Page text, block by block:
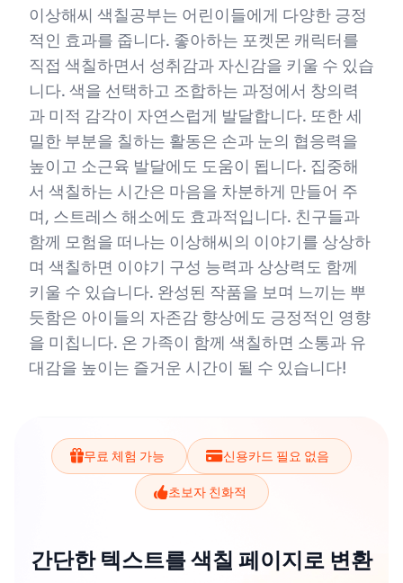
이상해씨 색칠공부는 어린이들에게 다양한 긍정
적인 효과를 줍니다. 좋아하는 포켓몬 캐릭터를
직접 색칠하면서 성취감과 자신감을 키울 수 있습
니다. 색을 선택하고 조합하는 과정에서 창의력
과 미적 감각이 자연스럽게 발달합니다. 또한 세
밀한 부분을 칠하는 활동은 손과 눈의 협응력을
높이고 소근육 발달에도 도움이 됩니다. 집중해
서 색칠하는 시간은 마음을 차분하게 만들어 주
며, 스트레스 해소에도 효과적입니다. 친구들과
함께 모험을 떠나는 이상해씨의 이야기를 상상하
며 색칠하면 이야기 구성 능력과 상상력도 함께
키울 수 있습니다. 완성된 작품을 보며 느끼는 뿌
듯함은 아이들의 자존감 향상에도 긍정적인 영향
을 미칩니다. 온 가족이 함께 색칠하면 소통과 유
대감을 높이는 즐거운 시간이 될 수 있습니다!
무료 체험 가능 신용카드 필요 없음
초보자 친화적
간단한 텍스트를 색칠 페이지로 변환